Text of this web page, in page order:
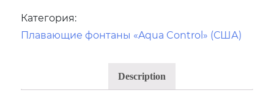
Категория:
Плавающие фонтаны «Aqua Control» (США)
Description